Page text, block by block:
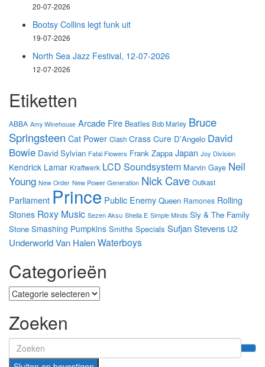
20-07-2026
Bootsy Collins legt funk uit
19-07-2026
North Sea Jazz Festival, 12-07-2026
12-07-2026
Etiketten
ABBA Amy Winehouse Arcade Fire Beatles Bob Marley Bruce
Springsteen Cat Power Clash Crass Cure D'Angelo David
Bowie David Sylvian Fatal Flowers Frank Zappa Japan Joy Division
Kendrick Lamar Kraftwerk LCD Soundsystem Marvin Gaye Neil
Young New Order New Power Generation Nick Cave Outkast
Parliament Prince Public Enemy Queen Ramones Rolling
Stones Roxy Music Sezen Aksu Sheila E Simple Minds Sly & The Family
Stone Smashing Pumpkins Smiths Specials Sufjan Stevens U2
UnderworldVan HalenWaterboys
Categorieën
Categorieën
Zoeken
Search
for: